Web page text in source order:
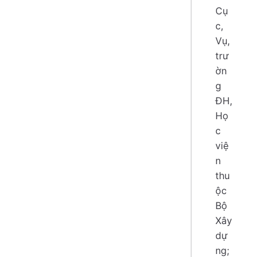
Cụ
c,
Vụ,
trư
ờn
g
ĐH,
Họ
c
việ
n
thu
ộc
Bộ
Xây
dự
ng;